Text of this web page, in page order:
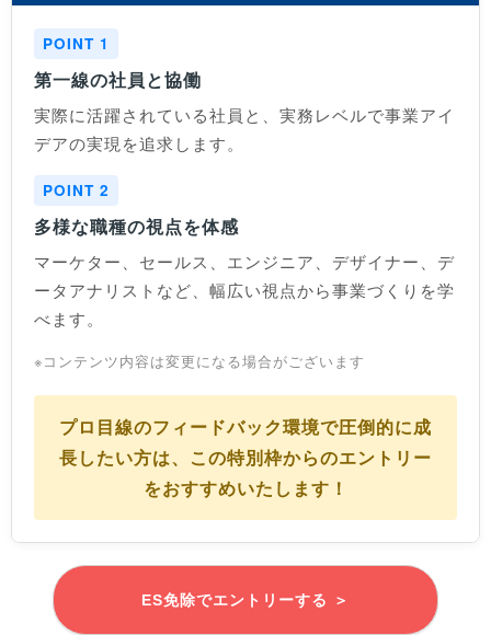
POINT 1
第一線の社員と協働
実際に活躍されている社員と、実務レベルで事業アイ
デアの実現を追求します。
POINT 2
多様な職種の視点を体感
マーケター、セールス、エンジニア、デザイナー、デ
ータアナリストなど、幅広い視点から事業づくりを学
べます。
※コンテンツ内容は変更になる場合がございます
プロ目線のフィードバック環境で圧倒的に成
長したい方は、この特別枠からのエントリー
をおすすめいたします！
ES免除でエントリーする ＞